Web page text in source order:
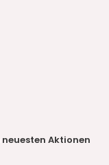
neuesten Aktionen